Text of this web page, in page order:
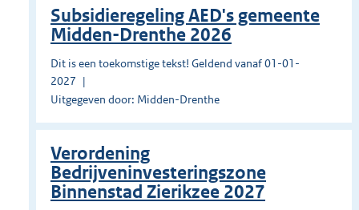
Subsidieregeling AED's gemeente
Midden-Drenthe 2026
Dit is een toekomstige tekst! Geldend vanaf 01-01-
2027
Uitgegeven door: Midden-Drenthe
Verordening
Bedrijveninvesteringszone
Binnenstad Zierikzee 2027